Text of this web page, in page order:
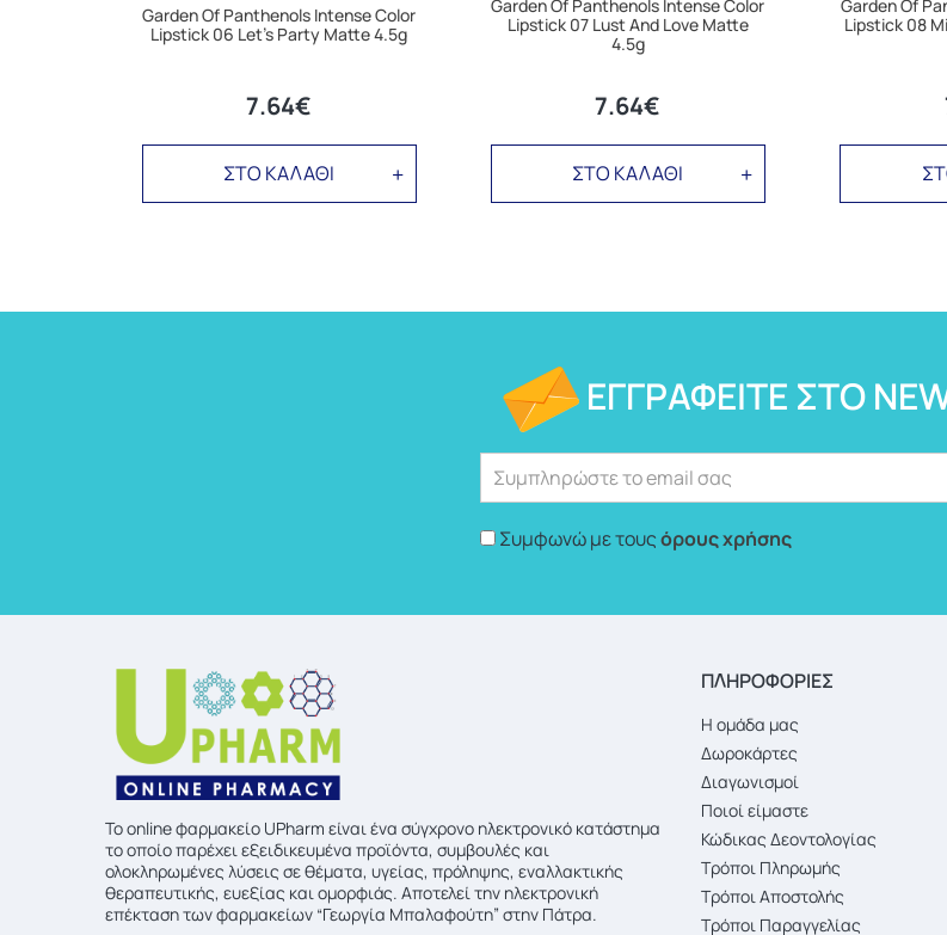
Garden Of Panthenols Intense Color
Lipstick 06 Let's Party Matte 4.5g
7.64€
ΣΤΟ ΚΑΛΑΘΙ
Garden Of Panthenols Intense Color
Lipstick 07 Lust And Love Matte
4.5g
7.64€
ΣΤΟ ΚΑΛΑΘΙ
Garden Of
Lipstick 08
ΕΓΓΡΑΦΕΊΤΕ ΣΤΟ
Συμφωνώ με τουςόρους χρήσης
To online φαρμακείο UPharm είναι ένα σύγχρονο ηλεκτρονικό κατάστημα
το οποίο παρέχει εξειδικευμένα προϊόντα, συμβουλές και
ολοκληρωμένες λύσεις σε θέματα, υγείας, πρόληψης, εναλλακτικής
θεραπευτικής, ευεξίας και ομορφιάς. Αποτελεί την ηλεκτρονική
επέκταση των φαρμακείων “Γεωργία Μπαλαφούτη” στην Πάτρα.
ΠΛΗΡΟΦΟΡΙΕΣ
Η ομάδα μας
Δωροκάρτες
Διαγωνισμοί
Ποιοί είμαστε
Κώδικας Δεοντολογίας
Τρόποι Πληρωμής
Τρόποι Αποστολής
Τρόποι Παραγγελίας